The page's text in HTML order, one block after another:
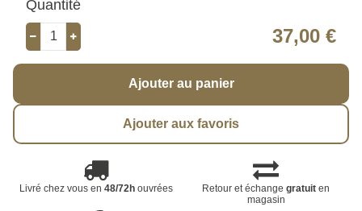
Quantité
37,00 €
Ajouter au panier
Ajouter aux favoris
Livré chez vous en 48/72houvrées Retour et échangegratuit en
magasin